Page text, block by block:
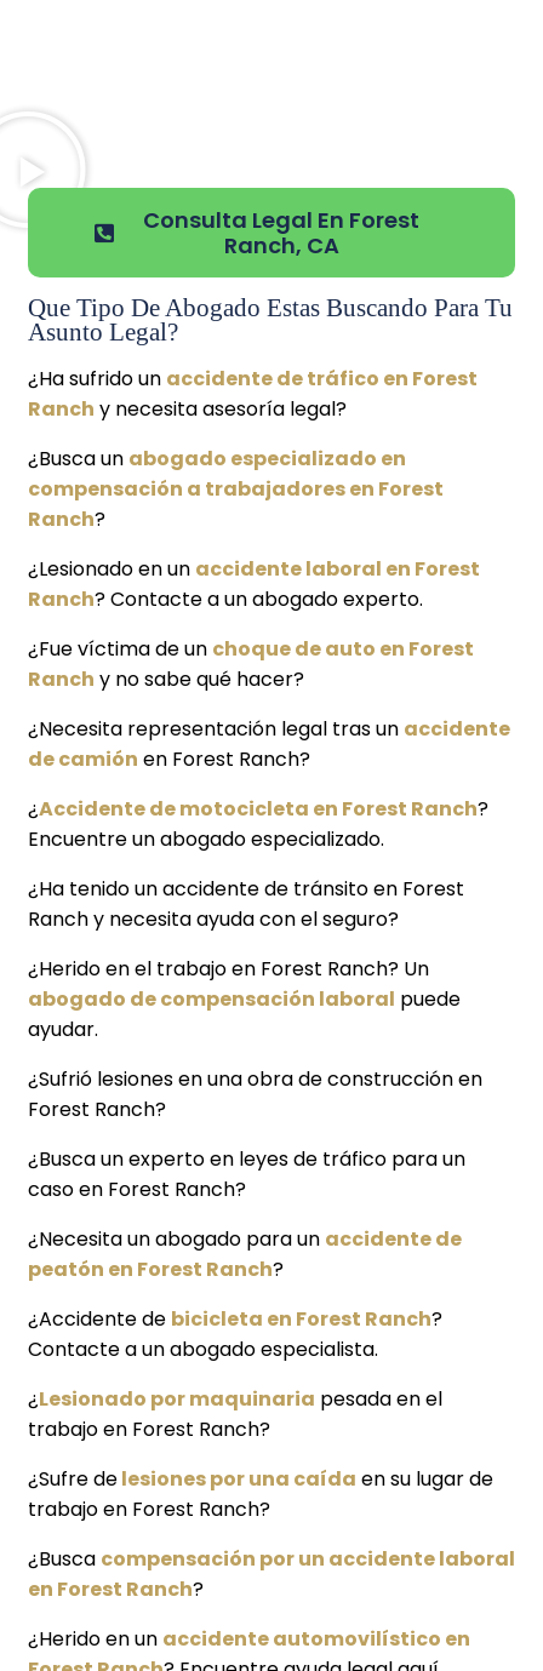
Consulta Legal En Forest
Ranch, CA
Que Tipo De Abogado Estas Buscando Para Tu
Asunto Legal?
¿Ha sufrido un accidente de tráfico en Forest
Ranch y necesita asesoría legal?
¿Busca un abogado especializado en
compensación a trabajadores en Forest
Ranch?
¿Lesionado en un accidente laboral en Forest
Ranch? Contacte a un abogado experto.
¿Fue víctima de un choque de auto en Forest
Ranch y no sabe qué hacer?
¿Necesita representación legal tras un accidente
de camión en Forest Ranch?
¿Accidente de motocicleta en Forest Ranch?
Encuentre un abogado especializado.
¿Ha tenido un accidente de tránsito en Forest
Ranch y necesita ayuda con el seguro?
¿Herido en el trabajo en Forest Ranch? Un
abogado de compensación laboral puede
ayudar.
¿Sufrió lesiones en una obra de construcción en
Forest Ranch?
¿Busca un experto en leyes de tráfico para un
caso en Forest Ranch?
¿Necesita un abogado para un accidente de
peatón en Forest Ranch?
¿Accidente de bicicleta en Forest Ranch?
Contacte a un abogado especialista.
¿Lesionado por maquinaria pesada en el
trabajo en Forest Ranch?
¿Sufre delesiones por una caída en su lugar de
trabajo en Forest Ranch?
¿Busca compensación por un accidente laboral
en Forest Ranch?
¿Herido en un accidente automovilístico en